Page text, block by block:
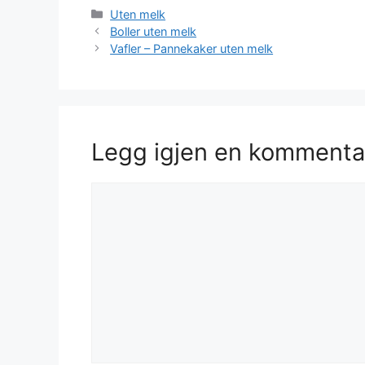
Kategorier
Uten melk
Boller uten melk
Vafler – Pannekaker uten melk
Legg igjen en